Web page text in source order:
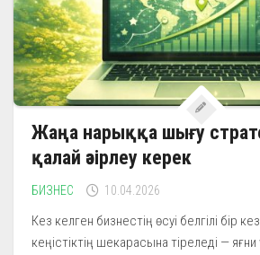
Жаңа нарыққа шығу
қалай әзірлеу керек
БИЗНЕС 10.04.2026
Кез келген бизнестің өсуі белгілі бір
кеңістіктің шекарасына тіреледі — яғни